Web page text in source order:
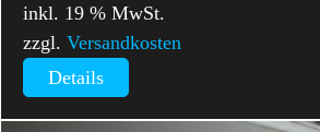
inkl. 19 % MwSt.
zzgl.Versandkosten
Details